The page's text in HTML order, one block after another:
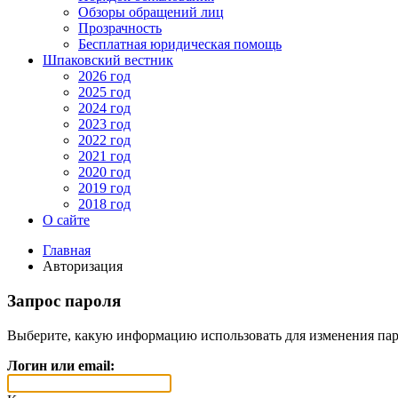
Обзоры обращений лиц
Прозрачность
Бесплатная юридическая помощь
Шпаковский вестник
2026 год
2025 год
2024 год
2023 год
2022 год
2021 год
2020 год
2019 год
2018 год
О сайте
Главная
Авторизация
Запрос пароля
Выберите, какую информацию использовать для изменения
Логин или email: